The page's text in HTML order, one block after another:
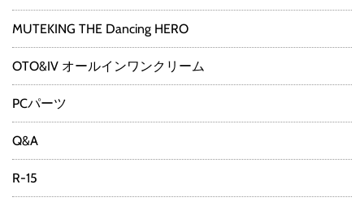
MUTEKING THE Dancing HERO
OTO&IV オールインワンクリーム
PCパーツ
Q&A
R-15